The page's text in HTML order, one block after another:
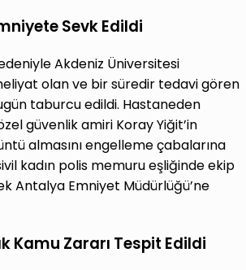
Sevk Edildi
Akdeniz Üniversitesi
olan ve bir süredir tedavi gören
taburcu edildi. Hastaneden
özel güvenlik amiri Koray Yiğit’in
almasını engelleme çabalarına
kadın polis memuru eşliğinde ekip
Antalya Emniyet Müdürlüğü’ne
Kamu Zararı Tespit Edildi